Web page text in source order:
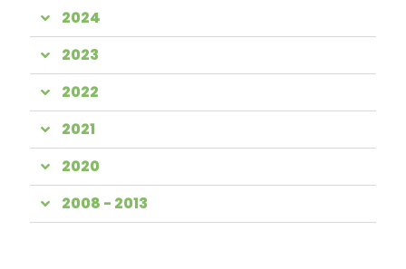
2024
2023
2022
2021
2020
2008 - 2013